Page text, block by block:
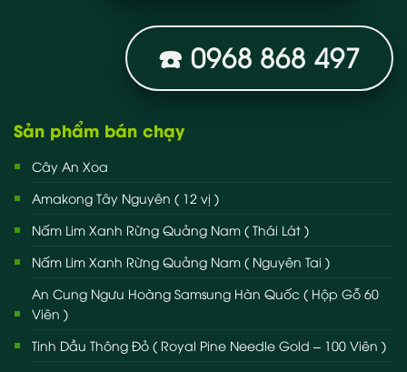
☎️ 0968 868 497
Sản phẩm bán chạy
Cây An Xoa
Amakong Tây Nguyên ( 12 vị )
Nấm Lim Xanh Rừng Quảng Nam ( Thái Lát )
Nấm Lim Xanh Rừng Quảng Nam ( Nguyên Tai )
An Cung Ngưu Hoàng Samsung Hàn Quốc ( Hộp Gỗ 60
Viên )
Tinh Dầu Thông Đỏ ( Royal Pine Needle Gold – 100 Viên )